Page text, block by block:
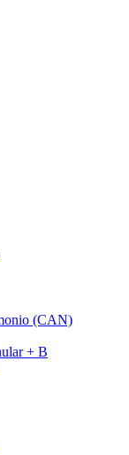
(CAN)
+ B